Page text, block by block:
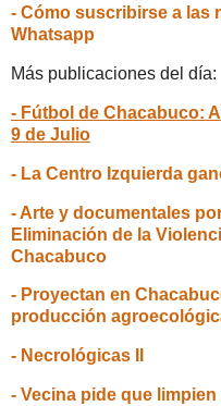
- Cómo suscribirse a las
Whatsapp
Más publicaciones del día:
- Fútbol de Chacabuco:
9 de Julio
- La Centro Izquierda
- Arte y documentales
Eliminación de la
Chacabuco
- Proyectan en
producción
- Necrológicas II
- Vecina pide que